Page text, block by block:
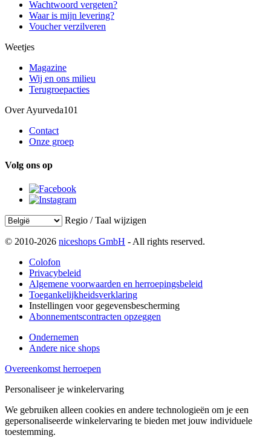
Wachtwoord vergeten?
Waar is mijn levering?
Voucher verzilveren
Weetjes
Magazine
Wij en ons milieu
Terugroepacties
Over Ayurveda101
Contact
Onze groep
Volg ons op
Regio / Taal wijzigen
© 2010-2026 niceshops GmbH - All rights reserved.
Colofon
Privacybeleid
Algemene voorwaarden en herroepingsbeleid
Toegankelijkheidsverklaring
Instellingen voor gegevensbescherming
Abonnementscontracten opzeggen
Ondernemen
Andere nice shops
Overeenkomst herroepen
Personaliseer je winkelervaring
We gebruiken alleen cookies en andere technologieën om je een
gepersonaliseerde winkelervaring te bieden met jouw individuele
toestemming.